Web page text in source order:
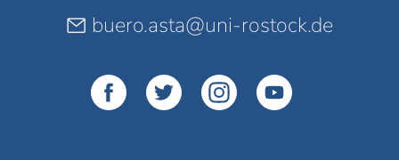
buero.asta@uni-rostock.de